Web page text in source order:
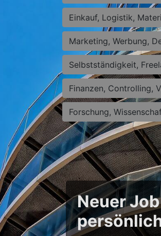
Einkauf, Logistik,
Marketing, Werbung,
Selbstständigkeit,
Finanzen, Controlling,
Forschung,
Neuer